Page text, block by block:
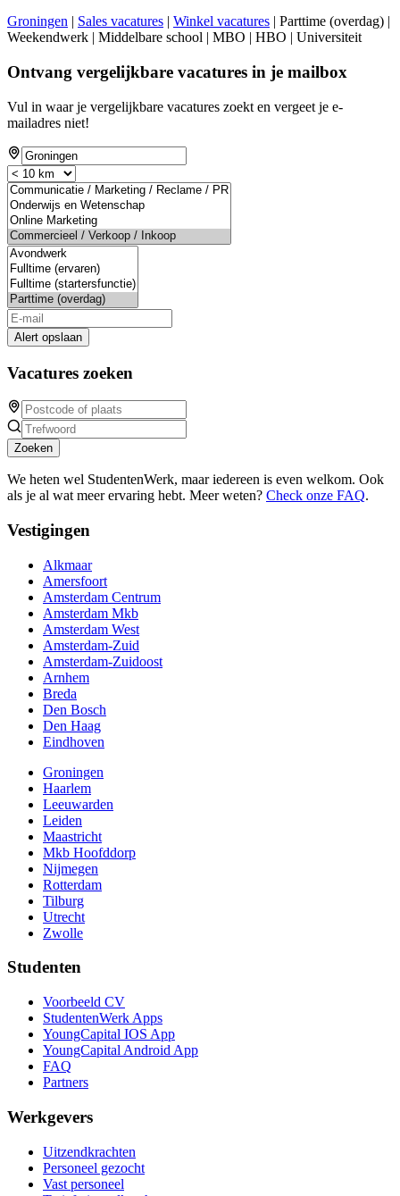
Groningen | Sales vacatures | Winkel vacatures | Parttime (overdag) |
Weekendwerk | Middelbare school | MBO | HBO | Universiteit
Ontvang vergelijkbare vacatures in je mailbox
Vul in waar je vergelijkbare vacatures zoekt en vergeet je e-
mailadres niet!
Alert opslaan
Vacatures zoeken
Zoeken
We heten wel StudentenWerk, maar iedereen is even welkom. Ook
als je al wat meer ervaring hebt. Meer weten? Check onze FAQ.
Vestigingen
Alkmaar
Amersfoort
Amsterdam Centrum
Amsterdam Mkb
Amsterdam West
Amsterdam-Zuid
Amsterdam-Zuidoost
Arnhem
Breda
Den Bosch
Den Haag
Eindhoven
Groningen
Haarlem
Leeuwarden
Leiden
Maastricht
Mkb Hoofddorp
Nijmegen
Rotterdam
Tilburg
Utrecht
Zwolle
Studenten
Voorbeeld CV
StudentenWerk Apps
YoungCapital IOS App
YoungCapital Android App
FAQ
Partners
Werkgevers
Uitzendkrachten
Personeel gezocht
Vast personeel